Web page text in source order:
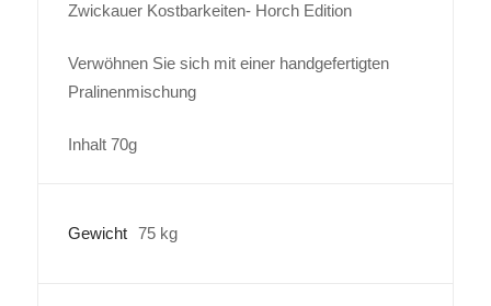
Zwickauer Kostbarkeiten- Horch Edition
Verwöhnen Sie sich mit einer handgefertigten
Pralinenmischung
Inhalt 70g
Gewicht 75 kg